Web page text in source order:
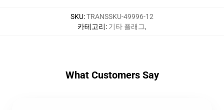
SKU:TRANSSKU-49996-12
카테고리: 기타 플래그,
What Customers Say